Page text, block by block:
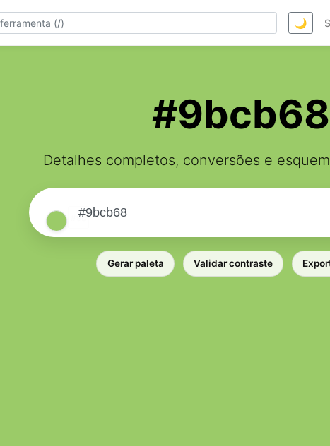
🌙
#9bcb68
Detalhes completos, conversões e
Gerar paleta Validar contraste